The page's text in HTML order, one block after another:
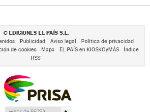
© EDICIONES EL PAÍS S.L.
Publicidad Aviso legal
Política de privacidad
de cookies Mapa EL PAÍS en KIOSKOyMÁS
Índice
RSS